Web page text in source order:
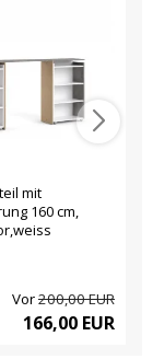
mit
160 cm,
Vor200,00 EUR
166,00 EUR